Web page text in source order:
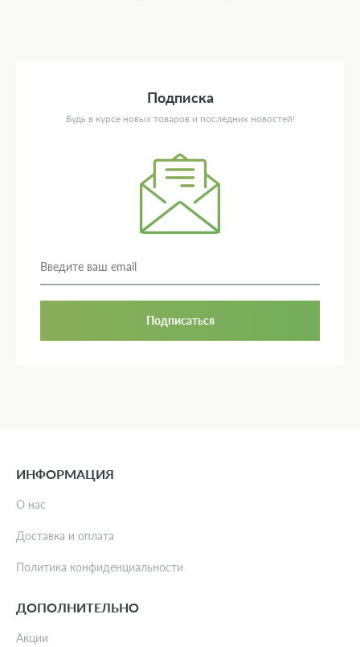
Подписка
Будь в курсе новых товаров и последних новостей!
Подписаться
ИНФОРМАЦИЯ
О нас
Доставка и оплата
Политика конфиденциальности
ДОПОЛНИТЕЛЬНО
Акции